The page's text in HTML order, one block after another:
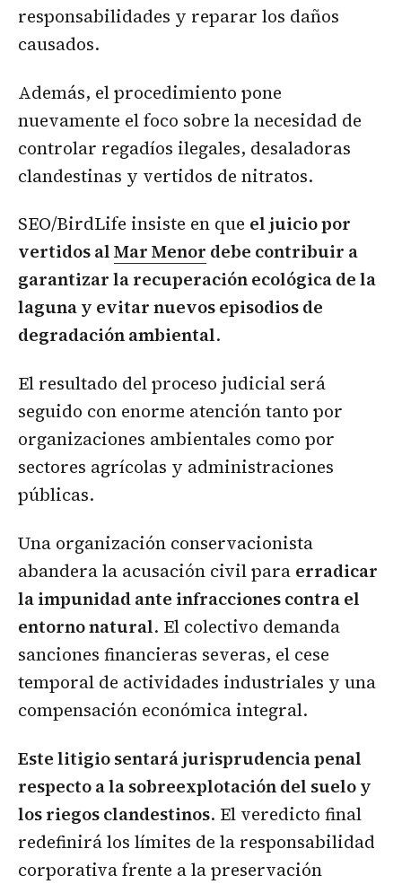
responsabilidades y reparar los daños
causados.
Además, el procedimiento pone
nuevamente el foco sobre la necesidad de
controlar regadíos ilegales, desaladoras
clandestinas y vertidos de nitratos.
SEO/BirdLife insiste en que el juicio por
vertidos alMar Menor debe contribuir a
garantizar la recuperación ecológica de la
laguna y evitar nuevos episodios de
degradación ambiental.
El resultado del proceso judicial será
seguido con enorme atención tanto por
organizaciones ambientales como por
sectores agrícolas y administraciones
públicas.
Una organización conservacionista
abandera la acusación civil para erradicar
la impunidad ante infracciones contra el
entorno natural. El colectivo demanda
sanciones financieras severas, el cese
temporal de actividades industriales y una
compensación económica integral.
Este litigio sentará jurisprudencia penal
respecto a la sobreexplotación del suelo y
los riegos clandestinos. El veredicto final
redefinirá los límites de la responsabilidad
corporativa frente a la preservación